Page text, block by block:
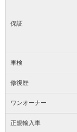
保証
車検
修復歴
ワンオーナー
正規輸入車